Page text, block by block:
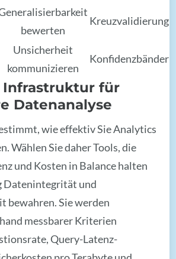
bewerten
Kreuzvalidierung
Unsicherheit
kommunizieren
Konfidenzbänder
Infrastruktur für
Datenanalyse
wie effektiv Sie Analytics
Wählen Sie daher Tools, die
und Kosten in Balance halten
Datenintegrität und
bewahren. Sie werden
messbarer Kriterien
Query-Latenz-